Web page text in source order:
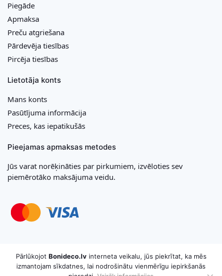
Piegāde
Apmaksa
Preču atgriešana
Pārdevēja tiesības
Pircēja tiesības
Lietotāja konts
Mans konts
Pasūtījuma informācija
Preces, kas iepatikušās
Pieejamas apmaksas metodes
Jūs varat norēķināties par pirkumiem, izvēloties sev
piemērotāko maksājuma veidu.
Pārlūkojot Bonideco.lvinterneta veikalu, jūs piekrītat, ka mēs
izmantojam sīkdatnes, lai nodrošinātu vienmērīgu iepirkšanās